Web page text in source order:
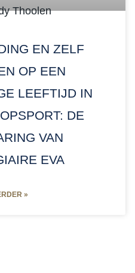
EN ZELF
OP EEN
LEEFTIJD IN
DE
VAN
EVA
»